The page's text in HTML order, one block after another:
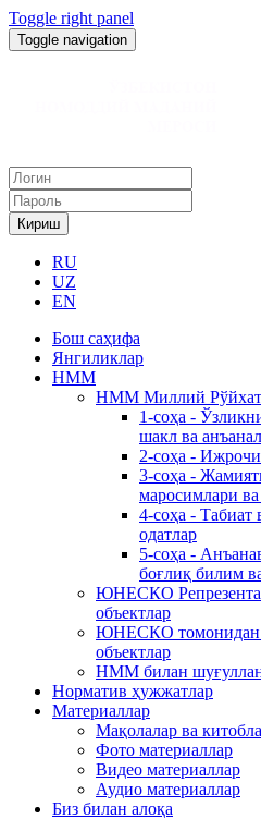
Toggle right panel
Toggle navigation
Кириш
RU
UZ
EN
Бош саҳифа
Янгиликлар
НММ
НММ Миллий
1-соҳа -
шакл ва
2-соҳа -
3-соҳа -
маросимлари
4-соҳа - Табиат
одатлар
5-соҳа -
боғлиқ билим
ЮНЕСКО
объектлар
ЮНЕСКО томонидан
объектлар
НММ билан
Норматив ҳужжатлар
Материаллар
Мақолалар ва
Фото материаллар
Видео материаллар
Аудио материаллар
Биз билан алоқа